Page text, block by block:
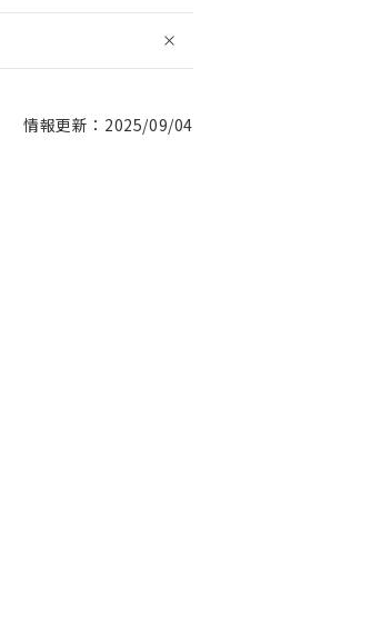
情報更新：2025/09/04